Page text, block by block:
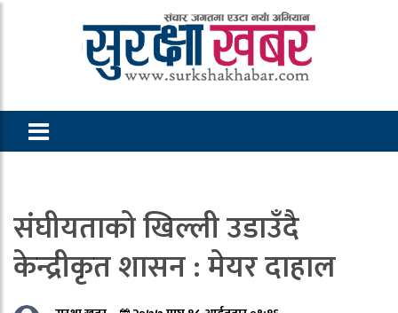
संघीयताको खिल्ली उडाउँदै
केन्द्रीकृत शासन : मेयर दाहाल